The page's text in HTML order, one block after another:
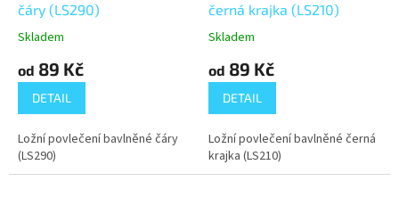
čáry (LS290)
Skladem
od 89 Kč
DETAIL
Ložní povlečení bavlněné čáry
(LS290)
černá krajka (LS210)
Skladem
od 89 Kč
DETAIL
Ložní povlečení bavlněné černá
krajka (LS210)